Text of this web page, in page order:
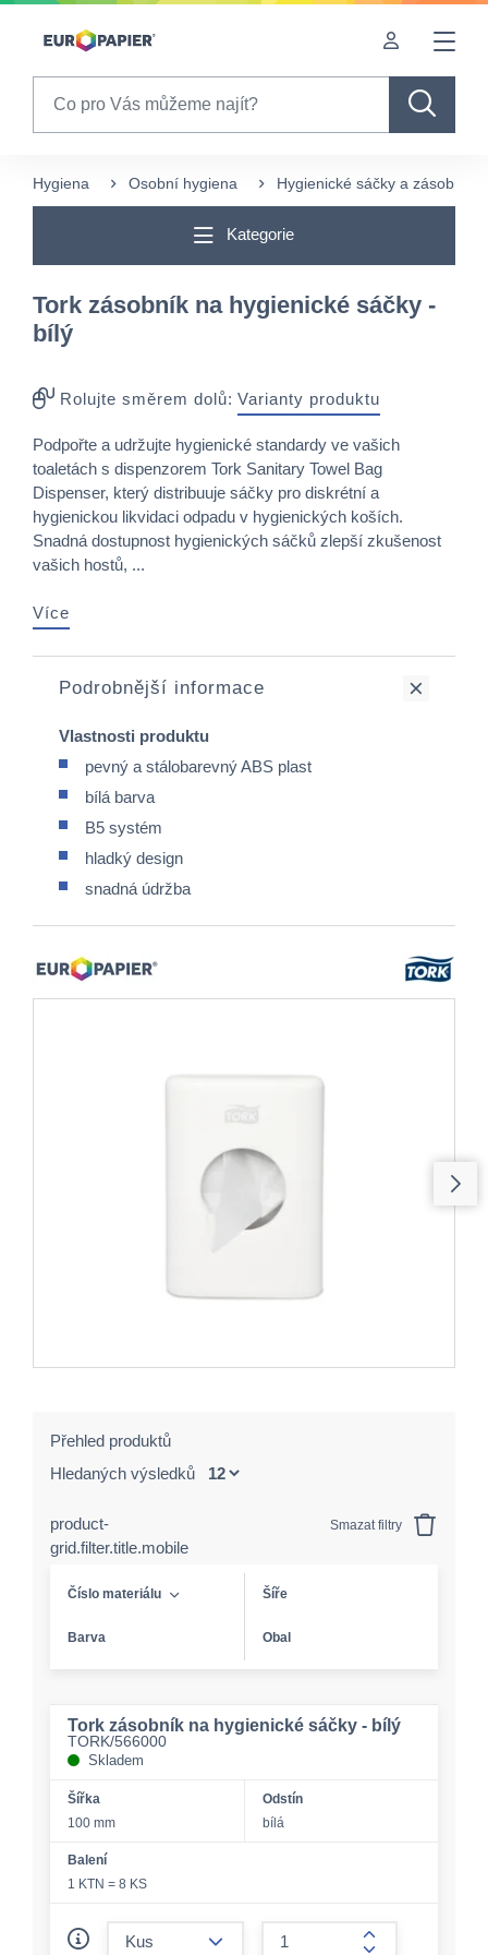
Table Of Content
Často nakupované s tímto produktem
Hygiena Osobní hygiena Hygienické sáčky a zásobníky
Kategorie
Tork zásobník na hygienické sáčky -
bílý
Rolujte směrem dolů: Varianty produktu
Podpořte a udržujte hygienické standardy ve vašich
toaletách s dispenzorem Tork Sanitary Towel Bag
Dispenser, který distribuuje sáčky pro diskrétní a
hygienickou likvidaci odpadu v hygienických koších.
Snadná dostupnost hygienických sáčků zlepší zkušenost
vašich hostů, ...
Více
Podrobnější informace
Vlastnosti produktu
pevný a stálobarevný ABS plast
bílá barva
B5 systém
hladký design
snadná údržba
Přehled produktů
Hledaných výsledků
product-
grid.filter.title.mobile
Smazat filtry
Číslo materiálu Šíře
Barva Obal
Tork zásobník na hygienické sáčky - bílý
TORK/566000
Skladem
Šířka
100 mm
Odstín
bílá
Balení
1 KTN = 8 KS